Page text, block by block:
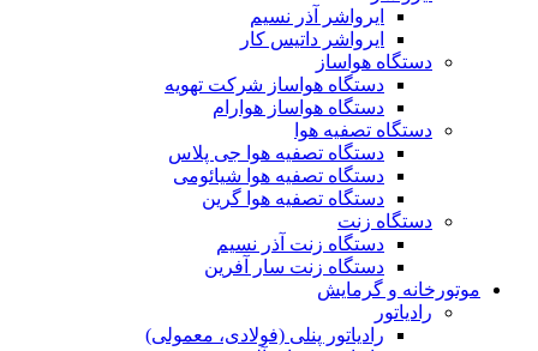
ایرواشر آذر نسیم
ایرواشر داتیس کار
دستگاه هواساز
دستگاه هواساز شرکت تهویه
دستگاه هواساز هوارام
دستگاه تصفیه هوا
دستگاه تصفیه هوا جی پلاس
دستگاه تصفیه هوا شیائومی
دستگاه تصفیه هوا گرین
دستگاه زنت
دستگاه زنت آذر نسیم
دستگاه زنت سار آفرین
موتورخانه و گرمایش
رادیاتور
رادیاتور پنلی (فولادی، معمولی)